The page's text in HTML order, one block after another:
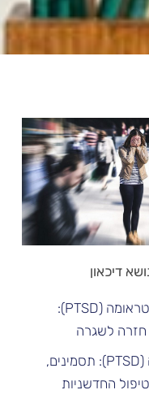
דיכאון
טיפול בפוסט טראומה (PTSD):
חזרה לשגרה
פוסט טראומה (PTSD): תסמינים,
החדשניות